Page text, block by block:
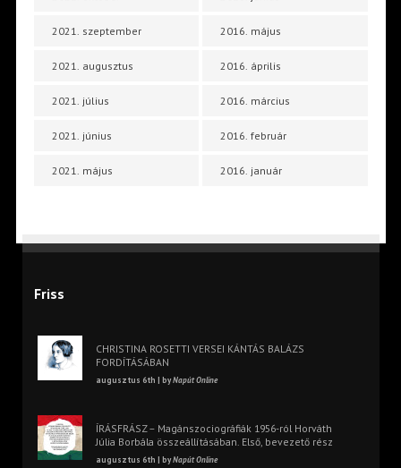
2021. szeptember
2021. augusztus
2021. július
2021. június
2021. május
2016. május
2016. április
2016. március
2016. február
2016. január
Friss
CHRISTINA ROSETTI VERSEI KÁNTÁS BALÁZS
FORDÍTÁSÁBAN
augusztus 6th | byNapút Online
ÍRÁSFRÁSZ – Magánszociográfiák 1956-ról Horváth
Júlia Borbála összeállításában. Első, bevezető rész
augusztus 6th | byNapút Online